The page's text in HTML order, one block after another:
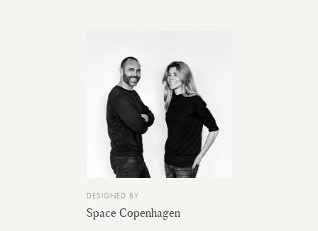
DESIGNED BY
Space Copenhagen